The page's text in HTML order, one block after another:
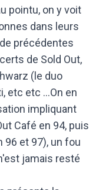
pointu, on y voit
dans leurs
précédentes
de Sold Out,
(le duo
etc etc ...On en
impliquant
Café en 94, puis
et 97), un fou
jamais resté